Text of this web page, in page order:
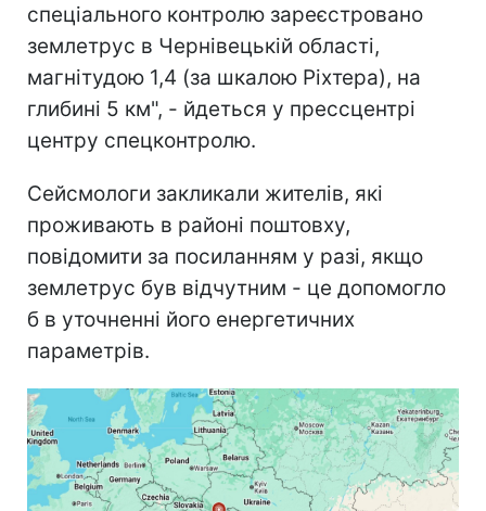
спеціального контролю зареєстровано
землетрус в Чернівецькій області,
магнітудою 1,4 (за шкалою Ріхтера), на
глибині 5 км", - йдеться у прессцентрі
центру спецконтролю.
Сейсмологи закликали жителів, які
проживають в районі поштовху,
повідомити за посиланням у разі, якщо
землетрус був відчутним - це допомогло
б в уточненні його енергетичних
параметрів.